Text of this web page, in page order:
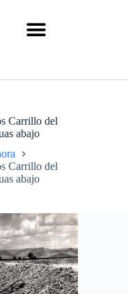
Carrillo del
abajo
Carrillo del
abajo